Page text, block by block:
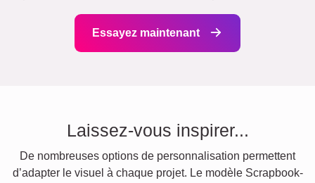
Essayez maintenant
Laissez-vous inspirer...
De nombreuses options de personnalisation permettent
d’adapter le visuel à chaque projet. Le modèle Scrapbook-